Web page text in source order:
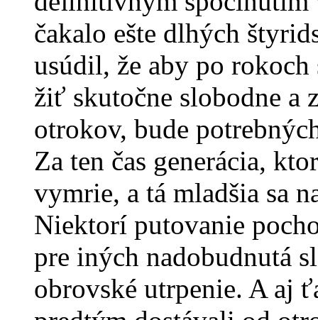
čakalo ešte dlhých
usúdil, že aby po
žiť skutočne slobodne a
otrokov, bude
Za ten čas generácia,
vymrie, a tá mladšia sa
Niektorí putovanie
pre iných nadobudnutá
obrovské utrpenie. A aj